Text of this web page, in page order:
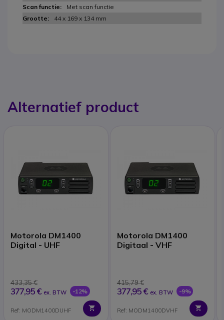
Met scan functie
44 x 169 x 134 mm
Alternatief product
Motorola DM1400
Digital - UHF
433,35 €
377,95 € ex. BTW -12%
Ref: MODM1400DUHF
Motorola DM1400
Digitaal - VHF
415,79 €
377,95 € ex. BTW -9%
Ref: MODM1400DVHF